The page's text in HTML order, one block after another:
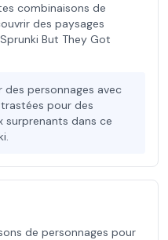
combinaisons de
des paysages
But They Got
des personnages avec
pour des
surprenants dans ce
de personnages pour